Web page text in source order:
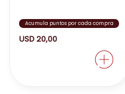
Acumula puntos por cada compra
USD20,00